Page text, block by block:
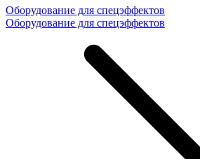
Оборудование для спецэффектов
Оборудование для спецэффектов